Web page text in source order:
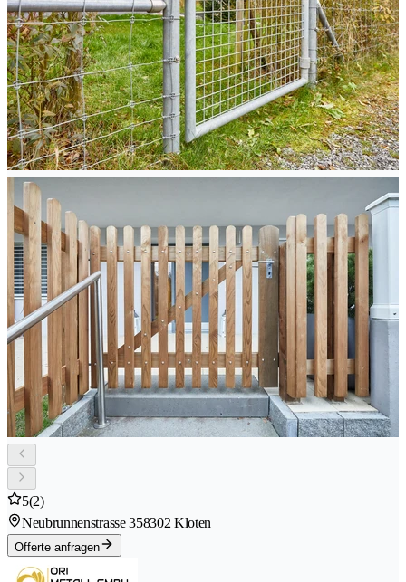
5(2)
Neubrunnenstrasse 358302 Kloten
Offerte anfragen